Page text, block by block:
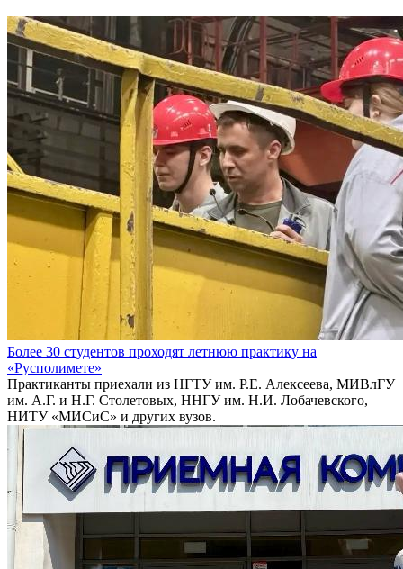
Более 30 студентов проходят летнюю практику на
«Русполимете»
Практиканты приехали из НГТУ им. Р.Е. Алексеева, МИВлГУ
им. А.Г. и Н.Г. Столетовых, ННГУ им. Н.И. Лобачевского,
НИТУ «МИСиС» и других вузов.